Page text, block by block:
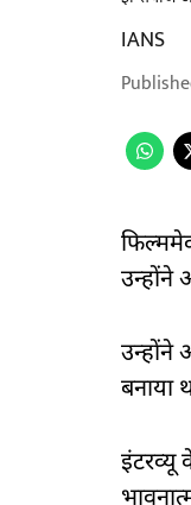
IANS
उन्होंने
उन्होंने
बनाया
इंटरव्यू